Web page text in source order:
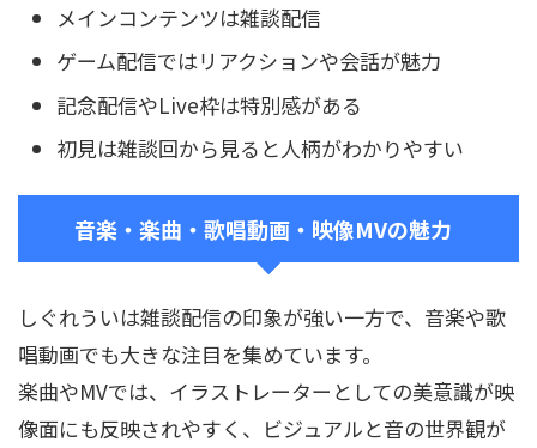
メインコンテンツは雑談配信
ゲーム配信ではリアクションや会話が魅力
記念配信やLive枠は特別感がある
初見は雑談回から見ると人柄がわかりやすい
音楽・楽曲・歌唱動画・映像MVの魅力
しぐれういは雑談配信の印象が強い一方で、音楽や歌
唱動画でも大きな注目を集めています。
楽曲やMVでは、イラストレーターとしての美意識が映
像面にも反映されやすく、ビジュアルと音の世界観が